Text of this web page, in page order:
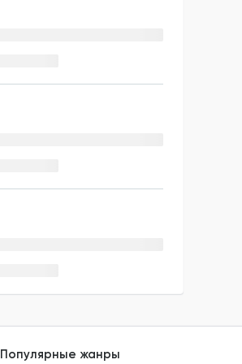
Популярные жанры